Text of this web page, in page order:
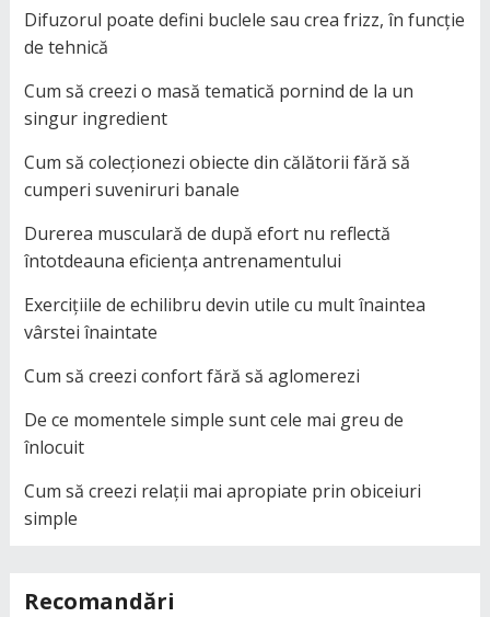
Difuzorul poate defini buclele sau crea frizz, în funcție
de tehnică
Cum să creezi o masă tematică pornind de la un
singur ingredient
Cum să colecționezi obiecte din călătorii fără să
cumperi suveniruri banale
Durerea musculară de după efort nu reflectă
întotdeauna eficiența antrenamentului
Exercițiile de echilibru devin utile cu mult înaintea
vârstei înaintate
Cum să creezi confort fără să aglomerezi
De ce momentele simple sunt cele mai greu de
înlocuit
Cum să creezi relații mai apropiate prin obiceiuri
simple
Recomandări